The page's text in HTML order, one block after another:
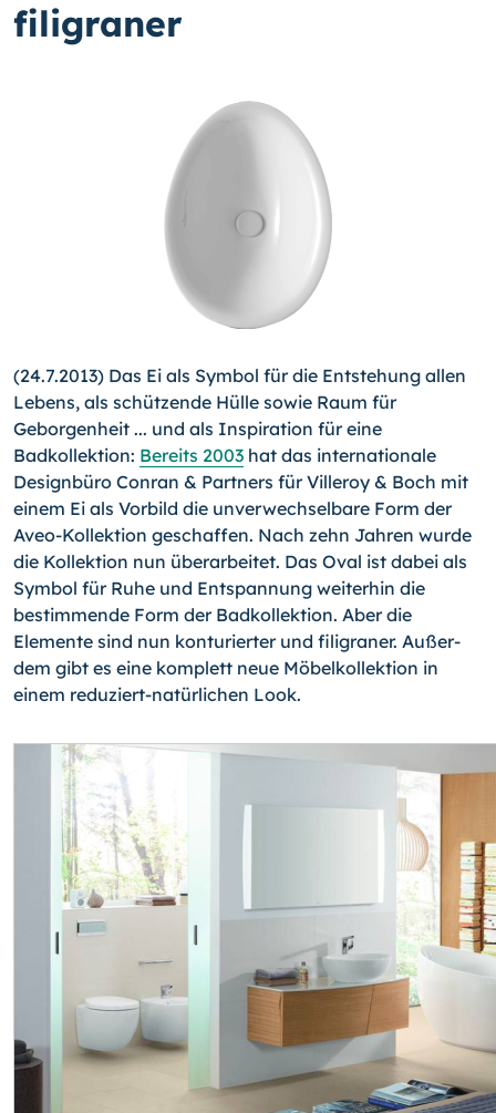
filigraner
(24.7.2013) Das Ei als Symbol für die Entstehung allen
Lebens, als schützende Hülle sowie Raum für
Geborgenheit ... und als Inspiration für eine
Badkollektion: Bereits 2003 hat das inter­nationale
Designbüro Conran & Partners für Villeroy & Boch mit
einem Ei als Vorbild die unverwechselbare Form der
Aveo-Kol­lektion geschaffen. Nach zehn Jahren wurde
die Kollektion nun überarbeitet. Das Oval ist dabei als
Symbol für Ruhe und Ent­spannung weiterhin die
bestimmende Form der Badkollektion. Aber die
Elemente sind nun konturierter und filigraner. Außer­
dem gibt es eine komplett neue Möbelkollektion in
einem redu­ziert-natürlichen Look.